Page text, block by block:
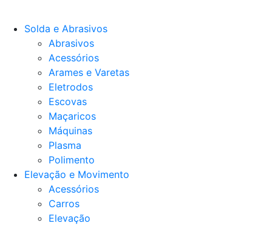
Solda e Abrasivos
Abrasivos
Acessórios
Arames e Varetas
Eletrodos
Escovas
Maçaricos
Máquinas
Plasma
Polimento
Elevação e Movimento
Acessórios
Carros
Elevação